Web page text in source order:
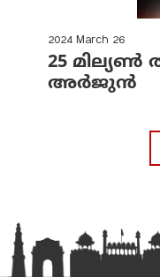
2024 March 26
25 മില്യണ്‍
അര്‍ജുന്‍